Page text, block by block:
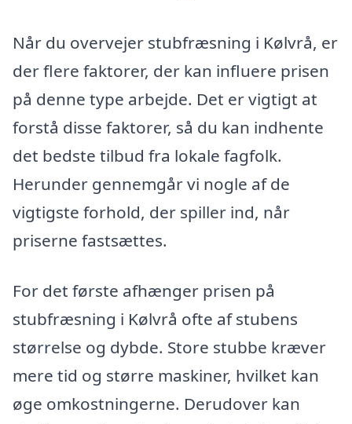
Når du overvejer stubfræsning i Kølvrå, er
der flere faktorer, der kan influere prisen
på denne type arbejde. Det er vigtigt at
forstå disse faktorer, så du kan indhente
det bedste tilbud fra lokale fagfolk.
Herunder gennemgår vi nogle af de
vigtigste forhold, der spiller ind, når
priserne fastsættes.
For det første afhænger prisen på
stubfræsning i Kølvrå ofte af stubens
størrelse og dybde. Store stubbe kræver
mere tid og større maskiner, hvilket kan
øge omkostningerne. Derudover kan